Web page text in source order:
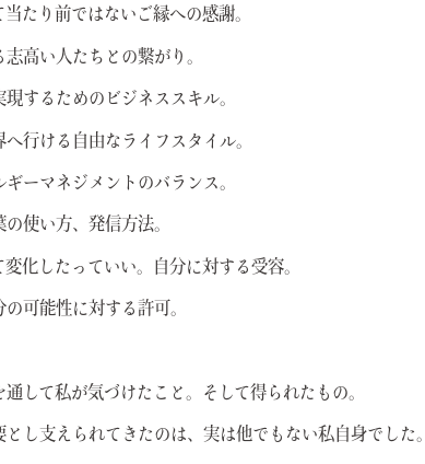
たり前ではないご縁への感謝。
高い人たちとの繋がり。
するためのビジネススキル。
行ける自由なライフスタイル。
ーマネジメントのバランス。
使い方、発信方法。
化したっていい。自分に対する受容。
可能性に対する許可。
して私が気づけたこと。そして得られたもの。
し支えられてきたのは、実は他でもない私自身でした。